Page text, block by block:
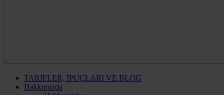
TARİFLER, İPUÇLARI VE BLOG
Hakkımızda